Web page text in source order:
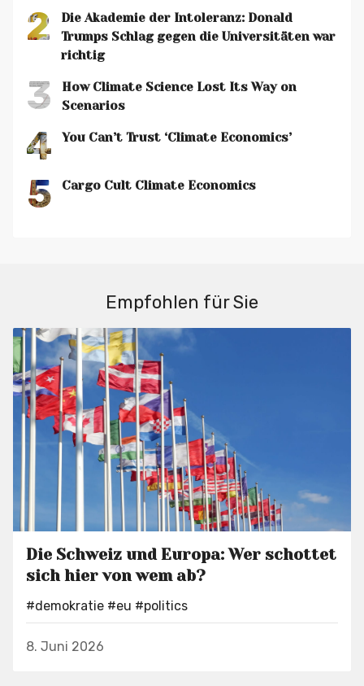
2
Die Akademie der Intoleranz: Donald
Trumps Schlag gegen die Universitäten war
richtig
3
How Climate Science Lost Its Way on
Scenarios
4 You Can’t Trust ‘Climate Economics’
5 Cargo Cult Climate Economics
Empfohlen für Sie
Die Schweiz und Europa: Wer schottet
sich hier von wem ab?
#demokratie #eu #politics
8. Juni 2026